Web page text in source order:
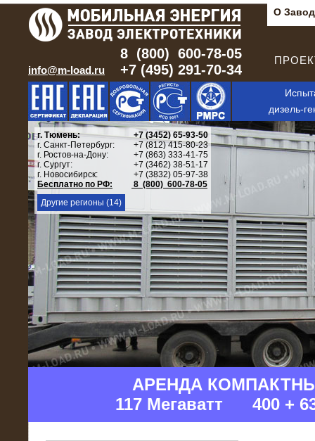
О
info@m-load.ru
8 (800) 600-78-05
+7 (495) 291-70-34
дизель-
Бесплатно по РФ:
АРЕНДА
117 Мегаватт 400 +